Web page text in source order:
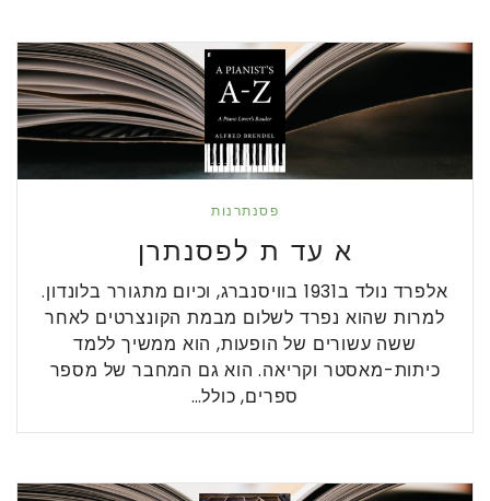
פסנתרנות
א עד ת לפסנתרן
אלפרד נולד ב1931 בוויסנברג, וכיום מתגורר בלונדון.
למרות שהוא נפרד לשלום מבמת הקונצרטים לאחר
ששה עשורים של הופעות, הוא ממשיך ללמד
כיתות-מאסטר וקריאה. הוא גם המחבר של מספר
ספרים, כולל…